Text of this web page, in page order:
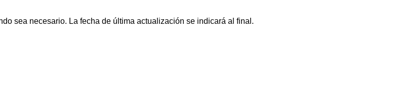
sea necesario. La fecha de última actualización se indicará al final.